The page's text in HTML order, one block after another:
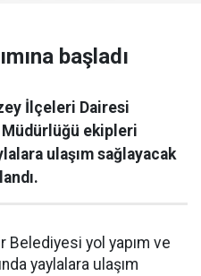
başladı
İlçeleri Dairesi
Müdürlüğü ekipleri
ulaşım sağlayacak
Belediyesi yol yapım ve
yaylalara ulaşım